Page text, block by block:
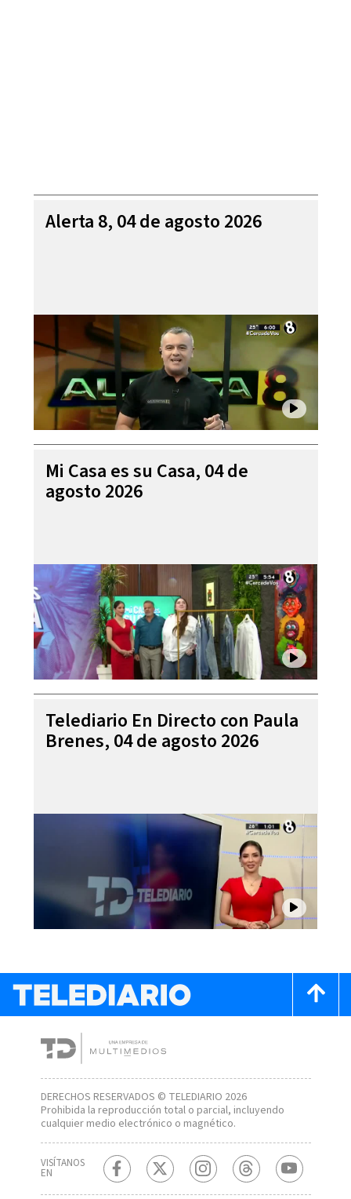
Alerta 8, 04 de agosto 2026
Mi Casa es su Casa, 04 de
agosto 2026
Telediario En Directo con Paula
Brenes, 04 de agosto 2026
DERECHOS RESERVADOS © TELEDIARIO 2026
Prohibida la reproducción total o parcial, incluyendo
cualquier medio electrónico o magnético.
VISÍTANOS
EN